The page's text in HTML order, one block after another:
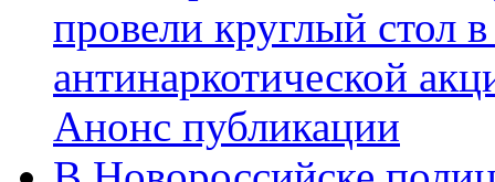
провели круглый стол
антинаркотической
Анонс публикации